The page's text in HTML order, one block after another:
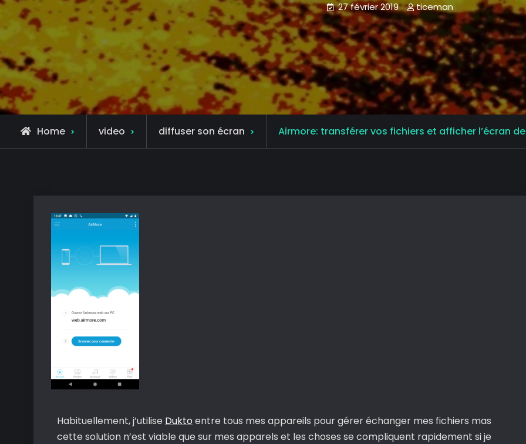
27 février 2019 ticeman
Home video diffuser son écran Airmore: transférer vos fichiers et afficher l’écran
Habituellement, j’utilise Dukto entre tous mes appareils pour gérer échanger mes fichiers mas
cette solution n’est viable que sur mes apparels et les choses se compliquent rapidement si je